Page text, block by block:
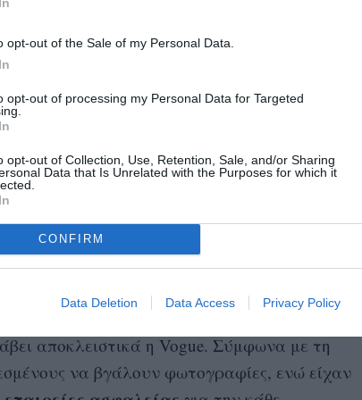
opt-out of the Sale of my Personal Data.
opt-out of processing my Personal Data for Targeted
opt-out of Collection, Use, Retention, Sale, and/or Sharing
Data that Is Unrelated with the Purposes for which it
CONFIRM
Data Deletion Data Access Privacy Policy
και στο
αδέσποτο κουταβάκικαι ήταν τόσο
της Victoria και του David Beckham
Peltz
Beach της Φλόριντα.
γιος της Victoria και του David
κληρονόμο Nicola Peltz σε μια πολυτελή
της στο Palm Beach της Φλόριντα.
αποκλειστικά η Vogue. Σύμφωνα με τη
να βγάλουν φωτογραφίες, ενώ είχαν